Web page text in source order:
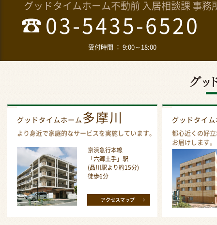
グッドタイムホーム不動前 入居相談課 事務
03-5435-6520
受付時間 ： 9:00～18:00
グッドタイムホーム 多摩川
より身近で家庭的なサービスを実施しています。
京浜急行本線
「六郷土手」駅
(品川駅より約15分)
徒歩6分
アクセスマップ
グッドタイ
都心近くの好
お届けします。